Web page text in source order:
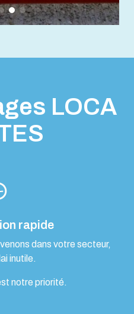
LOCA
rapide
dans votre secteur,
inutile.
notre priorité.